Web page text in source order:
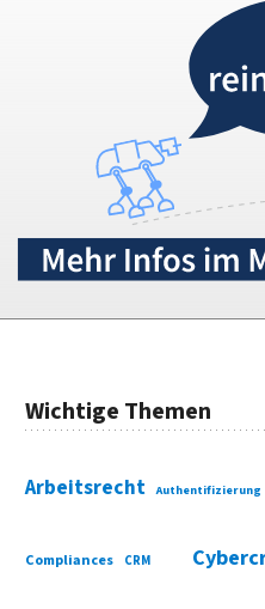
Wichtige Themen
Arbeitsrecht Authentifizierung
Compliances CRM